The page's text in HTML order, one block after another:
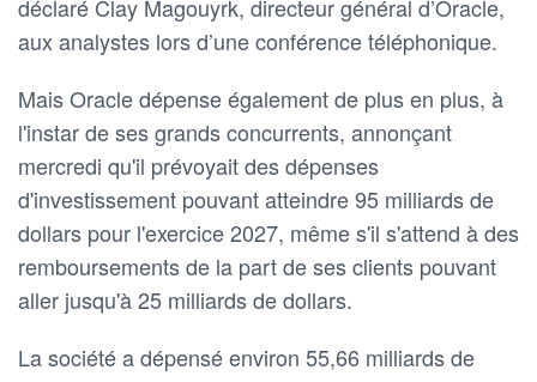
déclaré Clay Magouyrk, directeur général d’Oracle,
aux analystes lors d’une conférence téléphonique.
Mais Oracle dépense également de plus en plus, à
l'instar de ses grands concurrents, annonçant
mercredi qu'il prévoyait des dépenses
d'investissement pouvant atteindre 95 milliards de
dollars pour l'exercice 2027, même s'il s'attend à des
remboursements de la part de ses clients pouvant
aller jusqu'à 25 milliards de dollars.
La société a dépensé environ 55,66 milliards de